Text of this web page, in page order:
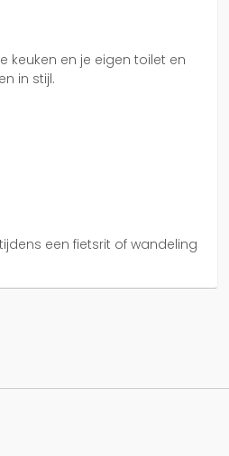
keuken en je eigen toilet en
in stijl.
een fietsrit of wandeling